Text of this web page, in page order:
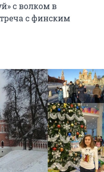
с волком в
с финским